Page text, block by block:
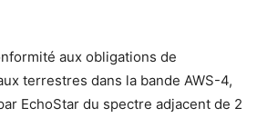
aux obligations de
terrestres dans la bande AWS-4,
EchoStar du spectre adjacent de 2